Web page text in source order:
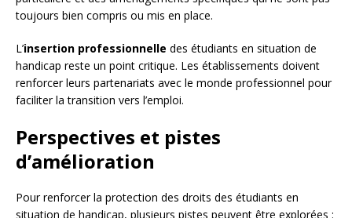
toujours bien compris ou mis en place.
L’insertion professionnelle des étudiants en situation de
handicap reste un point critique. Les établissements doivent
renforcer leurs partenariats avec le monde professionnel pour
faciliter la transition vers l’emploi.
Perspectives et pistes
d’amélioration
Pour renforcer la protection des droits des étudiants en
situation de handicap, plusieurs pistes peuvent être explorées :